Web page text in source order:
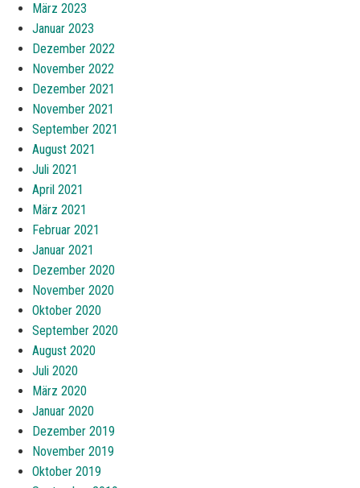
März 2023
Januar 2023
Dezember 2022
November 2022
Dezember 2021
November 2021
September 2021
August 2021
Juli 2021
April 2021
März 2021
Februar 2021
Januar 2021
Dezember 2020
November 2020
Oktober 2020
September 2020
August 2020
Juli 2020
März 2020
Januar 2020
Dezember 2019
November 2019
Oktober 2019